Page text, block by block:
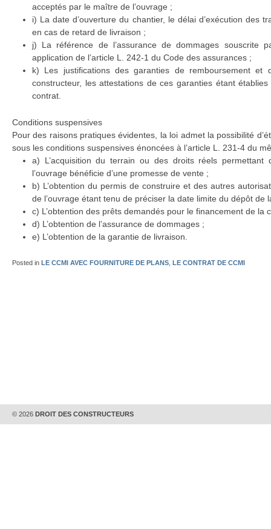
acceptés par le maître de l’ouvrage ;
i) La date d’ouverture du chantier, le délai d’exécution des
en cas de retard de livraison ;
j) La référence de l’assurance de dommages souscrite
application de l’article L. 242-1 du Code des assurances ;
k) Les justifications des garanties de remboursement et
constructeur, les attestations de ces garanties étant
contrat.
Conditions suspensives
Pour des raisons pratiques évidentes, la loi admet la possibilité
sous les conditions suspensives énoncées à l’article L. 231-4 du
a) L’acquisition du terrain ou des droits réels
l’ouvrage bénéficie d’une promesse de vente ;
b) L’obtention du permis de construire et des autres
de l’ouvrage étant tenu de préciser la date limite du dépôt de
c) L’obtention des prêts demandés pour le financement de la
d) L’obtention de l’assurance de dommages ;
e) L’obtention de la garantie de livraison.
Posted in LE CCMI AVEC FOURNITURE DE PLANS LE CONTRAT DE CCMI
© 2026 DROIT DES CONSTRUCTEURS